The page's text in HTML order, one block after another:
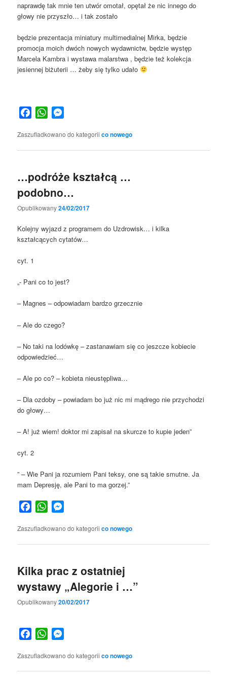
naprawdę tak mnie ten utwór omotał, opętał że nic innego do
głowy nie przyszło… i tak zostało
będzie prezentacja miniatury multimedialnej Mirka, będzie
promocja moich dwóch nowych wydawnictw, będzie występ
Marcela Kambra i wystawa malarstwa , będzie też kolekcja
jesiennej biżuterii … żeby się tylko udało
FacebookWhatsApp
Zaszufladkowano do kategorii co nowego
…podróże kształcą …
podobno…
Opublikowany24/02/2017
Kolejny wyjazd z programem do Uzdrowisk… i kilka
kształcących cytatów…
cyt. 1
„- Pani co to jest?
– Magnes – odpowiadam bardzo grzecznie
– Ale do czego?
– No taki na lodówkę – zastanawiam się co jeszcze kobiecie
odpowiedzieć…
– Ale po co? – kobieta nieustępliwa…
– Dla ozdoby – powiadam bo już nic mi mądrego nie przychodzi
do głowy…
– A! już wiem! doktor mi zapisał na skurcze to kupie jeden”
cyt. 2
” – Wie Pani ja rozumiem Pani teksy, one są takie smutne. Ja
mam Depresję, ale Pani to ma gorzej.”
FacebookWhatsApp
Zaszufladkowano do kategorii co nowego
Kilka prac z ostatniej
wystawy „Alegorie i …”
Opublikowany20/02/2017
FacebookWhatsApp
Zaszufladkowano do kategorii co nowego